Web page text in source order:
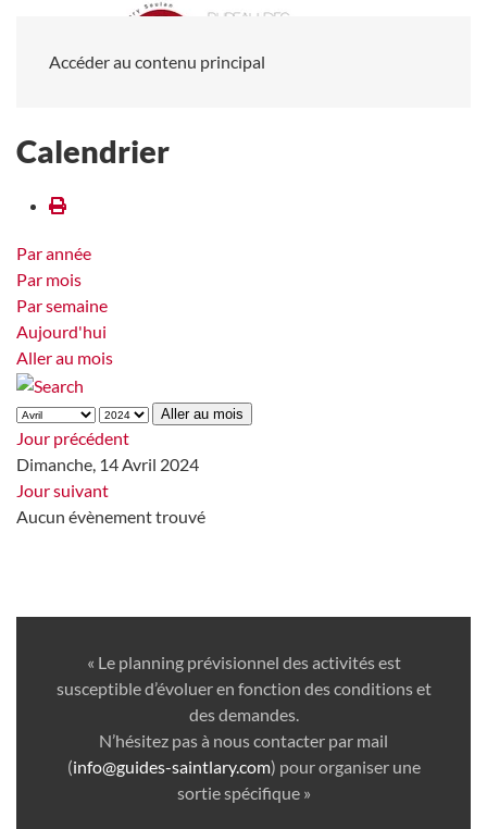
Accéder au contenu principal
Calendrier
Par année
Par mois
Par semaine
Aujourd'hui
Aller au mois
Aller au mois
Jour précédent
Dimanche, 14 Avril 2024
Jour suivant
Aucun évènement trouvé
« Le planning prévisionnel des activités est
susceptible d’évoluer en fonction des conditions et
des demandes.
N’hésitez pas à nous contacter par mail
(info@guides-saintlary.com) pour organiser une
sortie spécifique »